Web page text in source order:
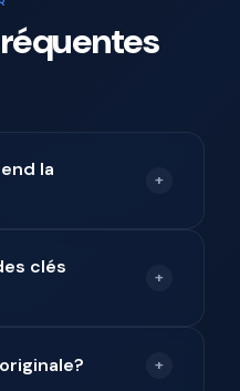
la
+
clés de base sont
et
clés
+
de
+